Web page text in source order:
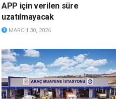
APP için verilen süre
uzatılmayacak
MARCH 30, 2026